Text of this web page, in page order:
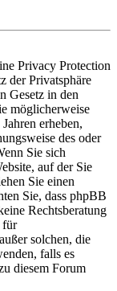
Privacy Protection
der Privatsphäre
Gesetz in den
möglicherweise
erheben,
des oder
Sie sich
auf der Sie
Sie einen
Sie, dass phpBB
Rechtsberatung
für
solchen, die
falls es
diesem Forum